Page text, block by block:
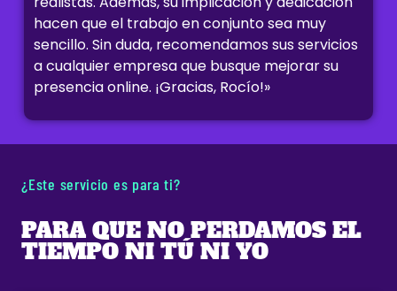
hacen que el trabajo en conjunto sea muy
sencillo. Sin duda, recomendamos sus servicios
a cualquier empresa que busque mejorar su
presencia online. ¡Gracias, Rocío!»
¿Este servicio es para ti?
PARA QUE NO PERDAMOS EL
TIEMPO NI TÚ NI YO